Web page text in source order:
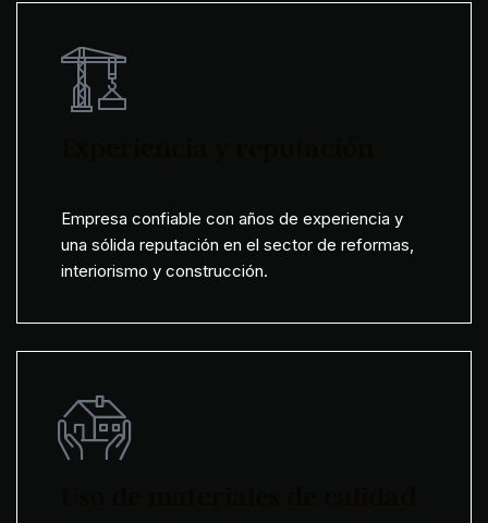
Empresa confiable con años de experiencia y
una sólida reputación en el sector de reformas,
interiorismo y construcción.